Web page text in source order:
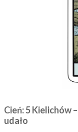
Cień: 5 Kielichów
udało